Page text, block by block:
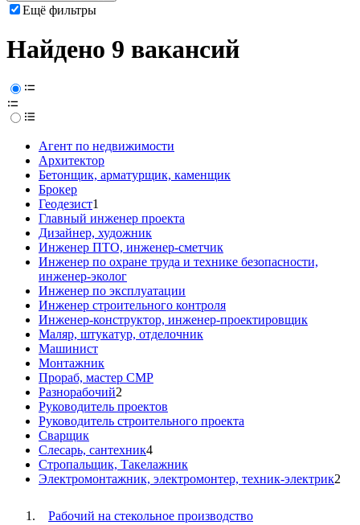
Ещё фильтры
Найдено 9 вакансий
Агент по недвижимости
Архитектор
Бетонщик, арматурщик, каменщик
Брокер
Геодезист1
Главный инженер проекта
Дизайнер, художник
Инженер ПТО, инженер-сметчик
Инженер по охране труда и технике безопасности,
инженер-эколог
Инженер по эксплуатации
Инженер строительного контроля
Инженер-конструктор, инженер-проектировщик
Маляр, штукатур, отделочник
Машинист
Монтажник
Прораб, мастер СМР
Разнорабочий2
Руководитель проектов
Руководитель строительного проекта
Сварщик
Слесарь, сантехник4
Стропальщик, Такелажник
Электромонтажник, электромонтер, техник-электрик2
Рабочий на стекольное производство